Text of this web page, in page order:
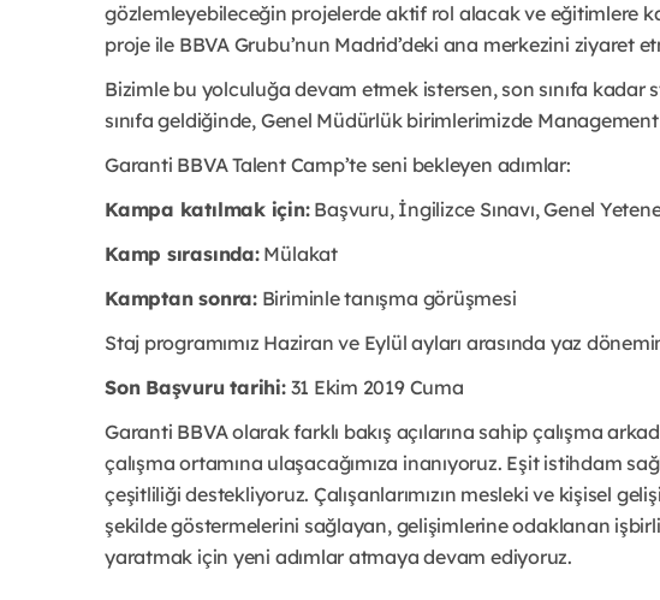
gözlemleyebileceğin projelerde aktif rol alacak ve eğitimlere
proje ile BBVA Grubu’nun Madrid’deki ana merkezini ziyaret
Bizimle bu yolculuğa devam etmek istersen, son sınıfa kadar
sınıfa geldiğinde, Genel Müdürlük birimlerimizde
Garanti BBVA Talent Camp’te seni bekleyen adımlar:
Kampa katılmak için:Başvuru, İngilizce Sınavı, Genel
Kamp sırasında:Mülakat
Kamptan sonra:Biriminle tanışma görüşmesi
Staj programımız Haziran ve Eylül ayları arasında yaz
Son Başvuru tarihi:31 Ekim 2019 Cuma
Garanti BBVA olarak farklı bakış açılarına sahip çalışma
çalışma ortamına ulaşacağımıza inanıyoruz. Eşit istihdam
çeşitliliği destekliyoruz. Çalışanlarımızın mesleki ve kişisel
şekilde göstermelerini sağlayan, gelişimlerine odaklanan
yaratmak için yeni adımlar atmaya devam ediyoruz.